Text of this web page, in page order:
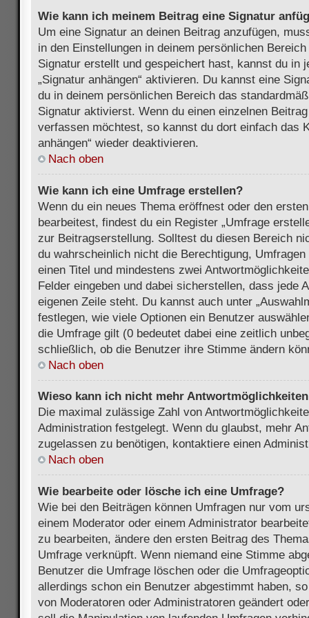
Wie kann ich meinem Beitrag eine Signatur
Um eine Signatur an deinen Beitrag anzufügen,
in den Einstellungen in deinem persönlichen
Signatur erstellt und gespeichert hast, kannst du in
„Signatur anhängen“ aktivieren. Du kannst eine
du in deinem persönlichen Bereich das
Signatur aktivierst. Wenn du einen einzelnen
verfassen möchtest, so kannst du dort einfach das
anhängen“ wieder deaktivieren.
Nach oben
Wie kann ich eine Umfrage erstellen?
Wenn du ein neues Thema eröffnest oder den
bearbeitest, findest du ein Register „Umfrage
zur Beitragserstellung. Solltest du diesen Bereich
du wahrscheinlich nicht die Berechtigung,
einen Titel und mindestens zwei
Felder eingeben und dabei sicherstellen, dass jede
eigenen Zeile steht. Du kannst auch unter
festlegen, wie viele Optionen ein Benutzer
die Umfrage gilt (0 bedeutet dabei eine zeitlich
schließlich, ob die Benutzer ihre Stimme ändern
Nach oben
Wieso kann ich nicht mehr
Die maximal zulässige Zahl von
Administration festgelegt. Wenn du glaubst, mehr
zugelassen zu benötigen, kontaktiere einen
Nach oben
Wie bearbeite oder lösche ich eine Umfrage?
Wie bei den Beiträgen können Umfragen nur vom
einem Moderator oder einem Administrator
zu bearbeiten, ändere den ersten Beitrag des
Umfrage verknüpft. Wenn niemand eine Stimme
Benutzer die Umfrage löschen oder die
allerdings schon ein Benutzer abgestimmt haben,
von Moderatoren oder Administratoren geändert